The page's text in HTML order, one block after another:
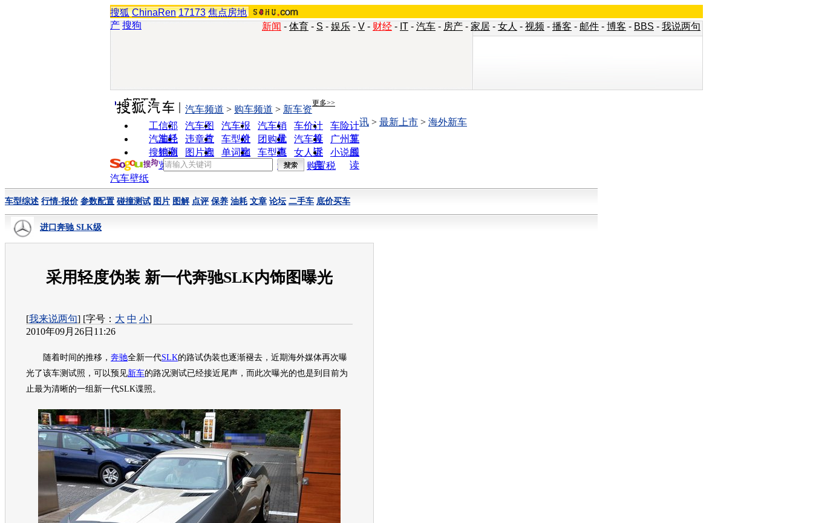
搜狐 ChinaRen 17173 焦点房地
产 搜狗 新闻 - 体育 - S - 娱乐 - V - 财经 - IT - 汽车 - 房产 - 家居 - 女人 - 视频 - 播客 - 邮件 - 博客 - BBS - 我说两句
实用工具 更多>>
工信部
油耗
汽车图
片
汽车报
价
汽车销
量
车价计
算
车险计
算
汽车经
销商
违章查
询
车型对
比
团购优
惠
汽车投
诉
广州车
展
搜狗浏
览器
图片欣
赏
单词翻
车型查
询
女人宝
典
小说阅
读
汽车频道 > 购车频道 > 新车资
讯 > 最新上市 > 海外新车
购置税
汽车壁纸
车型综述 行情-报价 参数配置 碰撞测试 图片 图解 点评 保养 油耗 文章 论坛 二手车 底价买车
进口奔驰 SLK级
采用轻度伪装 新一代奔驰SLK内饰图曝光
[我来说两句] [字号： 大 中 小]
2010年09月26日11:26
随着时间的推移， 奔驰全新一代SLK的路试伪装也逐渐褪去，近期海外媒体再次曝
光了该车测试照，可以预见新车的路况测试已经接近尾声，而此次曝光的也是到目前为
止最为清晰的一组新一代SLK谍照。